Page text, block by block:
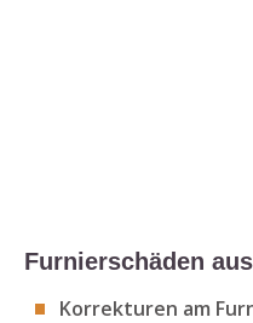
Furnierschäden
Korrekturen am